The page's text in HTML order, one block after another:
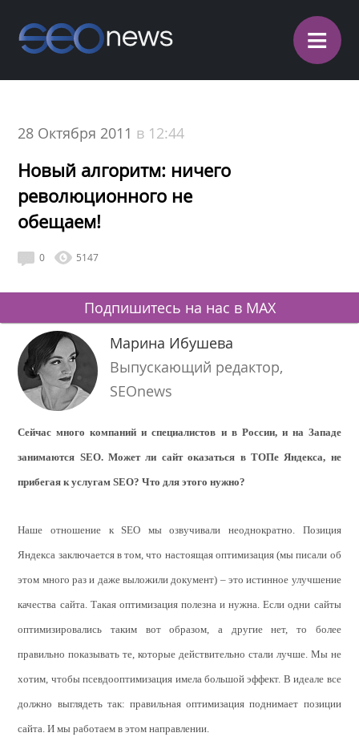
≡
28 Октября 2011 в 12:44
Новый алгоритм: ничего
революционного не
обещаем!
0 5147
Подпишитесь на нас в MAX
Марина Ибушева
Выпускающий редактор,
SEOnews
Сейчас много компаний и специалистов и в России, и на Западе
занимаются SEO. Может ли сайт оказаться в ТОПе Яндекса, не
прибегая к услугамSEO? Что для этого нужно?
Наше отношение к SEO мы озвучивали неоднократно. Позиция
Яндекса заключается в том, что настоящая оптимизация (мы писали об
этом много раз и даже выложили документ) – это истинное улучшение
качества сайта. Такая оптимизация полезна и нужна. Если одни сайты
оптимизировались таким вот образом, а другие нет, то более
правильно показывать те, которые действительно стали лучше. Мы не
хотим, чтобы псевдооптимизация имела большой эффект. В идеале все
должно выглядеть так: правильная оптимизация поднимает позиции
сайта. И мы работаем в этом направлении.